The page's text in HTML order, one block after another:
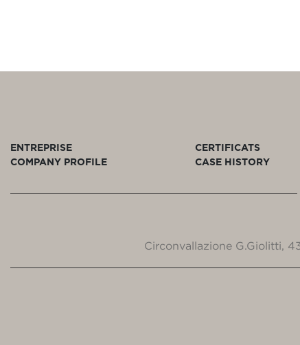
ENTREPRISE
COMPANY PROFILE
CERTIFICATS
CASE HISTORY
Circonvallazione G.Giolitti,